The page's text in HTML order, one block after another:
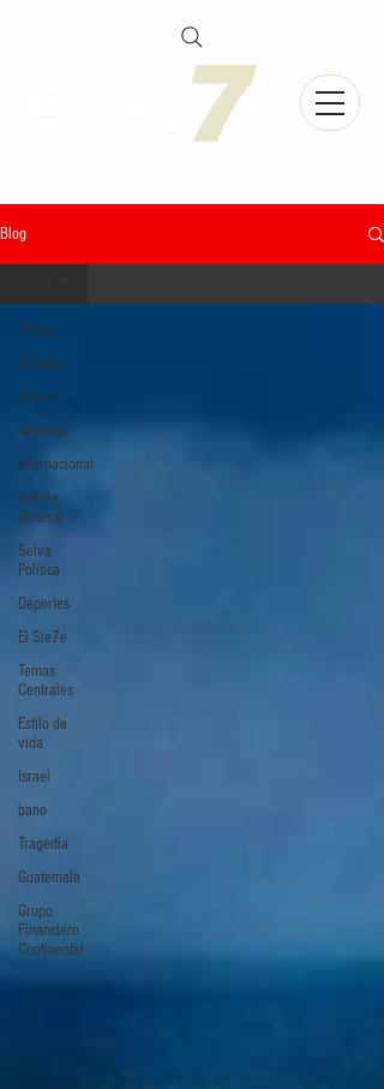
Blog
Todas
Chiapas
Sports
Nacional
Internacional
Interés
General
Selva
Política
Deportes
El Sie7e
Temas
Centrales
Estilo de
vida
Israel
bano
Tragedia
Guatemala
Grupo
Financiero
Continental